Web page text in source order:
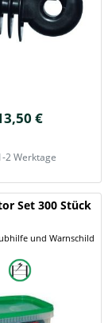
€
2 Werktage
Set 300 Stück
und Warnschild